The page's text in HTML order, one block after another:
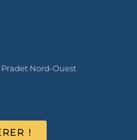
Pradet Nord-Ouest
!